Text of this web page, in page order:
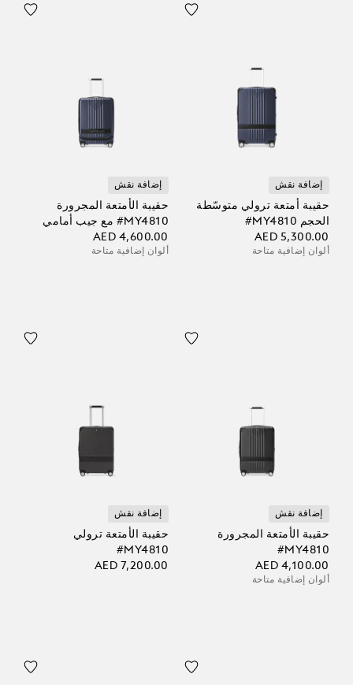
إضافة نقش
حقيبة أمتعة ترولي متوسّطة
الحجم ‎#MY4810
AED 5,300.00
ألوان إضافية متاحة
إضافة نقش
حقيبة الأمتعة المجرورة
‎#MY4810 مع جيب أمامي
AED 4,600.00
ألوان إضافية متاحة
إضافة نقش
حقيبة الأمتعة المجرورة
‎#MY4810
AED 4,100.00
ألوان إضافية متاحة
إضافة نقش
حقيبة الأمتعة ترولي
‎#MY4810
AED 7,200.00